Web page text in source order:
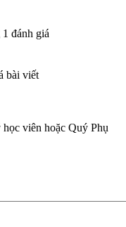
đánh giá
bài viết
viên hoặc Quý Phụ